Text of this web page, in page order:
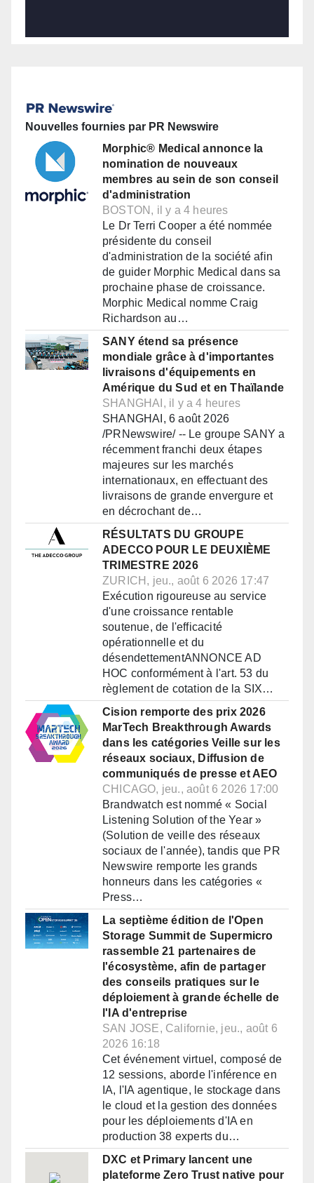
Nouvelles fournies par PR Newswire
Morphic® Medical annonce la
nomination de nouveaux
membres au sein de son conseil
d'administration
BOSTON, il y a 4 heures
Le Dr Terri Cooper a été nommée
présidente du conseil
d'administration de la société afin
de guider Morphic Medical dans sa
prochaine phase de croissance.
Morphic Medical nomme Craig
Richardson au…
SANY étend sa présence
mondiale grâce à d'importantes
livraisons d'équipements en
Amérique du Sud et en Thaïlande
SHANGHAI, il y a 4 heures
SHANGHAI, 6 août 2026
/PRNewswire/ -- Le groupe SANY a
récemment franchi deux étapes
majeures sur les marchés
internationaux, en effectuant des
livraisons de grande envergure et
en décrochant de…
RÉSULTATS DU GROUPE
ADECCO POUR LE DEUXIÈME
TRIMESTRE 2026
ZURICH, jeu., août 6 2026 17:47
Exécution rigoureuse au service
d'une croissance rentable
soutenue, de l'efficacité
opérationnelle et du
désendettementANNONCE AD
HOC conformément à l'art. 53 du
règlement de cotation de la SIX…
Cision remporte des prix 2026
MarTech Breakthrough Awards
dans les catégories Veille sur les
réseaux sociaux, Diffusion de
communiqués de presse et AEO
CHICAGO, jeu., août 6 2026 17:00
Brandwatch est nommé « Social
Listening Solution of the Year »
(Solution de veille des réseaux
sociaux de l'année), tandis que PR
Newswire remporte les grands
honneurs dans les catégories «
Press…
La septième édition de l'Open
Storage Summit de Supermicro
rassemble 21 partenaires de
l'écosystème, afin de partager
des conseils pratiques sur le
déploiement à grande échelle de
l'IA d'entreprise
SAN JOSE, Californie, jeu., août 6
2026 16:18
Cet événement virtuel, composé de
12 sessions, aborde l'inférence en
IA, l'IA agentique, le stockage dans
le cloud et la gestion des données
pour les déploiements d'IA en
production 38 experts du…
DXC et Primary lancent une
plateforme Zero Trust native pour